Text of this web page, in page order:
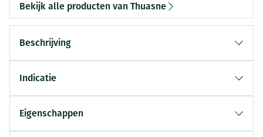
Bekijk alle producten van Thuasne
Beschrijving
Indicatie
Eigenschappen